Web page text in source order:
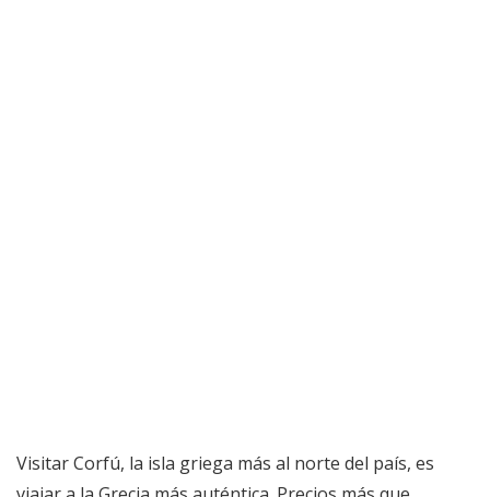
Visitar Corfú, la isla griega más al norte del país, es